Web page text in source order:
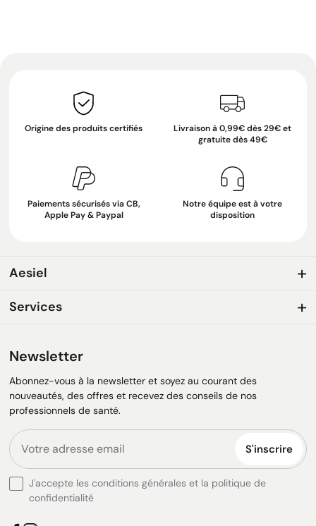
Origine des produits certifiés
Livraison à 0,99€ dès 29€ et
gratuite dès 49€
Paiements sécurisés via CB,
Apple Pay & Paypal
Notre équipe est à votre
disposition
Aesiel
Services
Newsletter
Abonnez-vous à la newsletter et soyez au courant des
nouveautés, des offres et recevez des conseils de nos
professionnels de santé.
S'inscrire
J'accepte les conditions générales et la politique de
confidentialité